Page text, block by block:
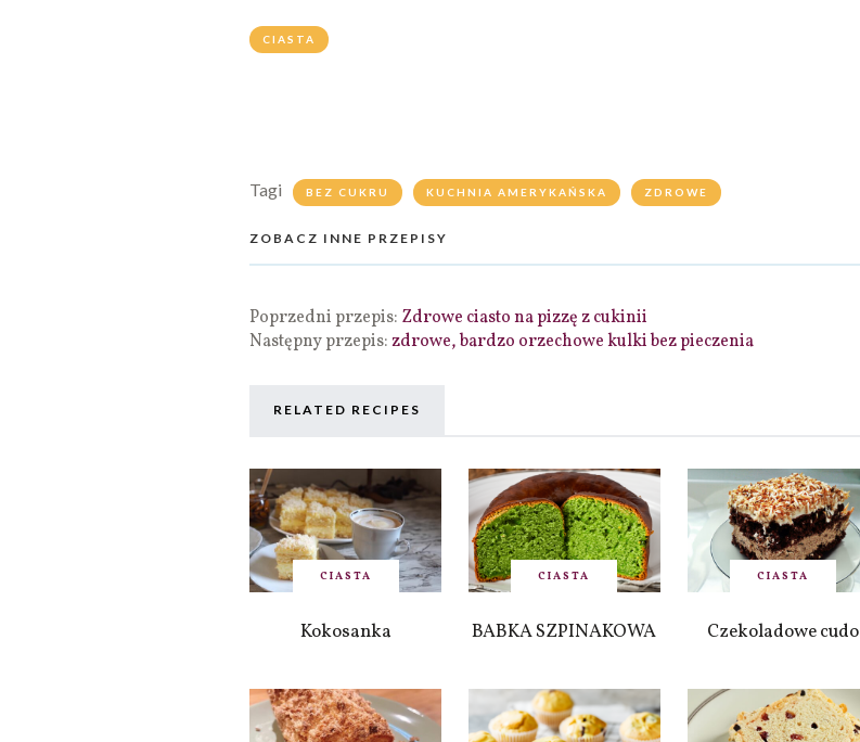
CIASTA
Tagi BEZ CUKRU KUCHNIA AMERYKAŃSKA ZDROWE
ZOBACZ INNE PRZEPISY
Poprzedni przepis: Zdrowe ciasto na pizzę z cukinii
Następny przepis:zdrowe, bardzo orzechowe kulki bez pieczenia
RELATED RECIPES
CIASTA
Kokosanka
CIASTA
BABKA SZPINAKOWA
CIASTA
Czekoladowe cudo